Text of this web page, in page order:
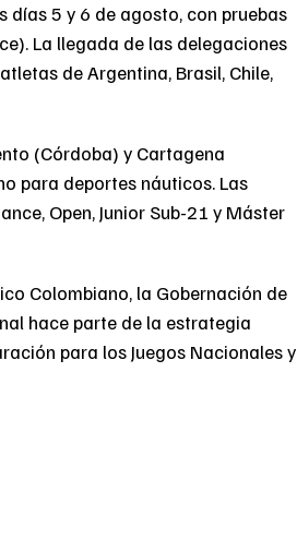
días 5 y 6 de agosto, con pruebas
La llegada de las delegaciones
de Argentina, Brasil, Chile,
(Córdoba) y Cartagena
para deportes náuticos. Las
Open, Junior Sub-21 y Máster
Colombiano, la Gobernación de
hace parte de la estrategia
para los Juegos Nacionales y